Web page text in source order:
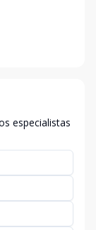
especialistas